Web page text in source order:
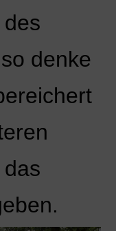
des
denke